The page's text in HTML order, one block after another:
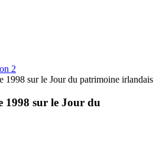
2
1998 sur le Jour du patrimoine irlandais
1998 sur le Jour du